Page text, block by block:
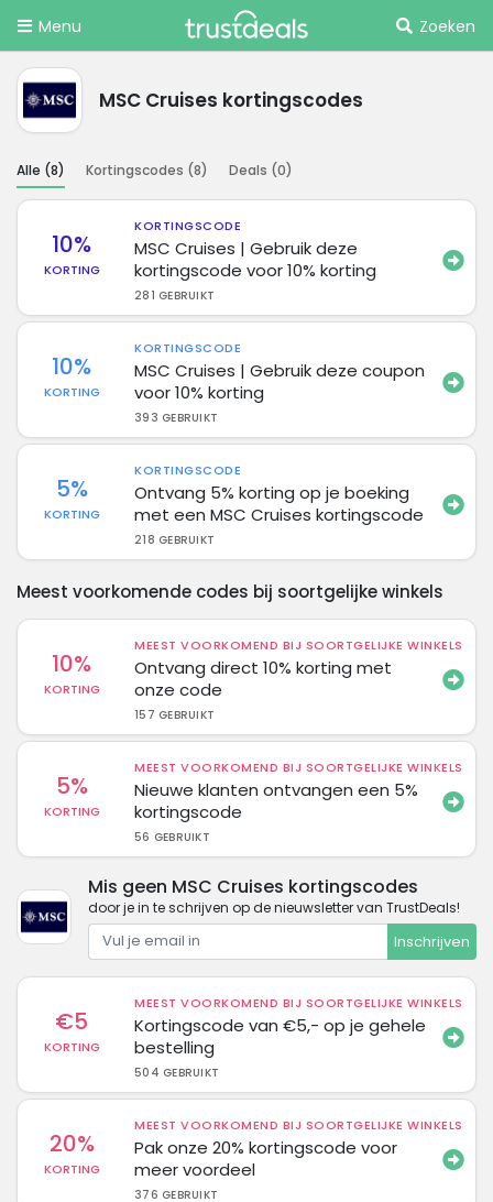
Menu Zoeken
MSC Cruises kortingscodes
Alle (8) Kortingscodes (8) Deals (0)
10%
KORTING
KORTINGSCODE
MSC Cruises | Gebruik deze
kortingscode voor 10% korting
281 GEBRUIKT
10%
KORTING
KORTINGSCODE
MSC Cruises | Gebruik deze coupon
voor 10% korting
393 GEBRUIKT
5%
KORTING
KORTINGSCODE
Ontvang 5% korting op je boeking
met een MSC Cruises kortingscode
218 GEBRUIKT
Meest voorkomende codes bij soortgelijke winkels
10%
KORTING
MEEST VOORKOMEND BIJ SOORTGELIJKE WINKELS
Ontvang direct 10% korting met
onze code
157 GEBRUIKT
5%
KORTING
MEEST VOORKOMEND BIJ SOORTGELIJKE WINKELS
Nieuwe klanten ontvangen een 5%
kortingscode
56 GEBRUIKT
Mis geen MSC Cruises kortingscodes
door je in te schrijven op de nieuwsletter van TrustDeals!
Inschrijven
€5
KORTING
MEEST VOORKOMEND BIJ SOORTGELIJKE WINKELS
Kortingscode van €5,- op je gehele
bestelling
504 GEBRUIKT
20%
KORTING
MEEST VOORKOMEND BIJ SOORTGELIJKE WINKELS
Pak onze 20% kortingscode voor
meer voordeel
376 GEBRUIKT